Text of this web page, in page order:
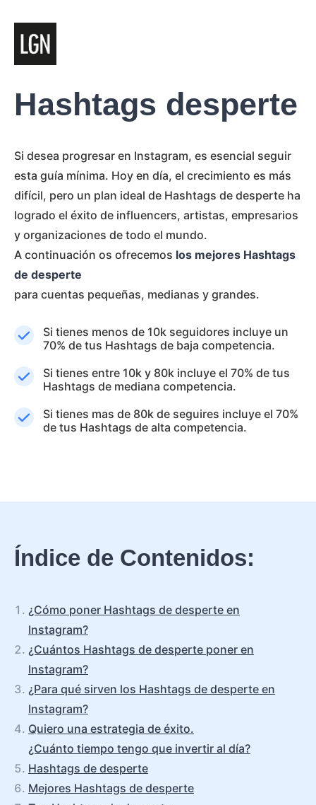
Hashtags desperte
Si desea progresar en Instagram, es esencial seguir
esta guía mínima. Hoy en día, el crecimiento es más
difícil, pero un plan ideal de Hashtags de desperte ha
logrado el éxito de influencers, artistas, empresarios
y organizaciones de todo el mundo.
A continuación os ofrecemos los mejores Hashtags
de desperte
para cuentas pequeñas, medianas y grandes.
Si tienes menos de 10k seguidores incluye un
70% de tus Hashtags de baja competencia.
Si tienes entre 10k y 80k incluye el 70% de tus
Hashtags de mediana competencia.
Si tienes mas de 80k de seguires incluye el 70%
de tus Hashtags de alta competencia.
Índice de Contenidos:
¿Cómo poner Hashtags de desperte en
Instagram?
¿Cuántos Hashtags de desperte poner en
Instagram?
¿Para qué sirven los Hashtags de desperte en
Instagram?
Quiero una estrategia de éxito.
¿Cuánto tiempo tengo que invertir al día?
Hashtags de desperte
Mejores Hashtags de desperte